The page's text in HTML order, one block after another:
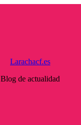
Larachacf.es
Blog de actualidad